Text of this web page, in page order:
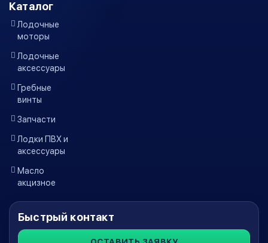
Каталог
Лодочные
моторы
Лодочные
аксессуары
Гребные
винты
Запчасти
Лодки ПВХ и
аксессуары
Масло
акцизное
Быстрый контакт